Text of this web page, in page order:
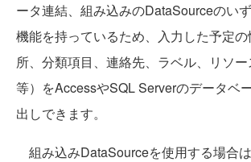
ータ連結、組み込みのDataSourceのい
機能を持っているため、入力した予定
所、分類項目、連絡先、ラベル、リソ
等）をAccessやSQL Serverのデータベ
出しできます。
組み込みDataSourceを使用する場合